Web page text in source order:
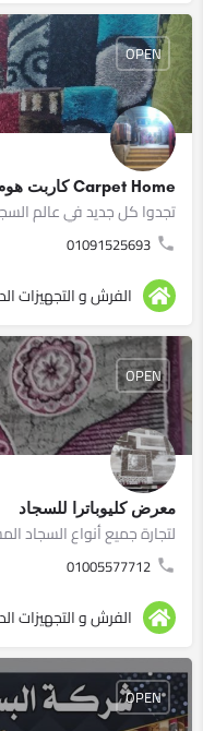
Carpet Home كاربت هوم للسجاد
تجدوا كل جديد في عالم
01091525693
OPEN
الفرش و التجهيزات
معرض كليوباترا للسجاد
لتجارة جميع أنواع السجاد
01005577712
OPEN
الفرش و التجهيزات
OPEN